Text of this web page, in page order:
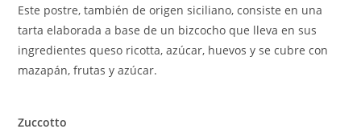
Este postre, también de origen siciliano, consiste en una
tarta elaborada a base de un bizcocho que lleva en sus
ingredientes queso ricotta, azúcar, huevos y se cubre con
mazapán, frutas y azúcar.
Zuccotto